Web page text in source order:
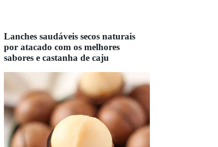
Lanches saudáveis secos naturais
por atacado com os melhores
sabores e castanha de caju